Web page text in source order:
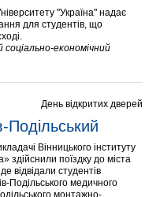
"Україна" надає
для студентів, що
соціально-економічний
День відкритих дверей
Подільський
Вінницького інституту
здійснили поїздку до міста
відвідали студентів
Подільського медичного